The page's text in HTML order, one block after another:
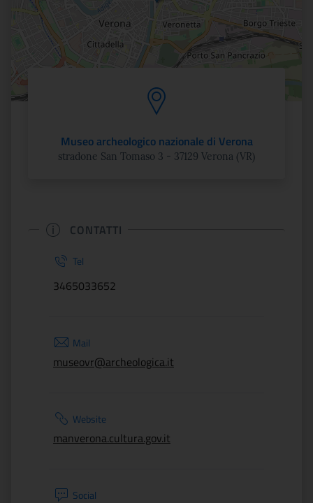
Museo archeologico nazionale di Verona
stradone San Tomaso 3 - 37129 Verona (VR)
CONTATTI
Tel
3465033652
Mail
museovr@archeologica.it
Website
manverona.cultura.gov.it
Social